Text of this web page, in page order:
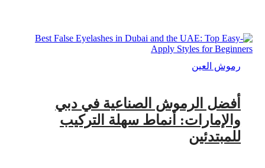
رموش العين
أفضل الرموش الصناعية في دبي
والإمارات: أنماط سهلة التركيب
للمبتدئين